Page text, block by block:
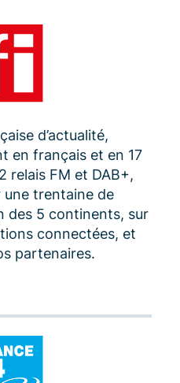
d’actualité,
en français et en 17
relais FM et DAB+,
une trentaine de
des 5 continents, sur
connectées, et
partenaires.